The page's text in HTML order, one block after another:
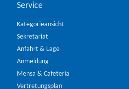
Service
Kategorieansicht
Sekretariat
Anfahrt & Lage
Anmeldung
Mensa & Cafeteria
Vertretungsplan